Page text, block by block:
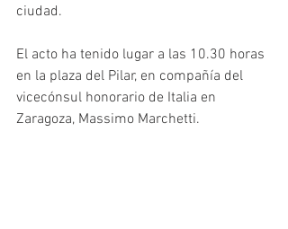
ciudad.
El acto ha tenido lugar a las 10.30 horas
en la plaza del Pilar, en compañía del
vicecónsul honorario de Italia en
Zaragoza, Massimo Marchetti.